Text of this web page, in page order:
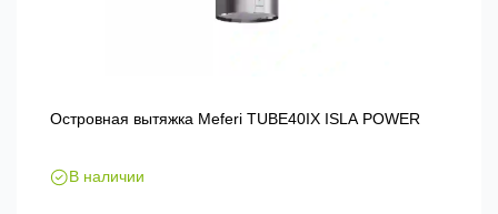
Островная вытяжка Meferi TUBE40IX ISLA POWER
В наличии